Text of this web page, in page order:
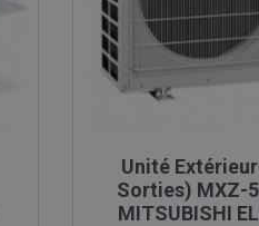
Unité
Sorties) MXZ-
MITSUBISHI